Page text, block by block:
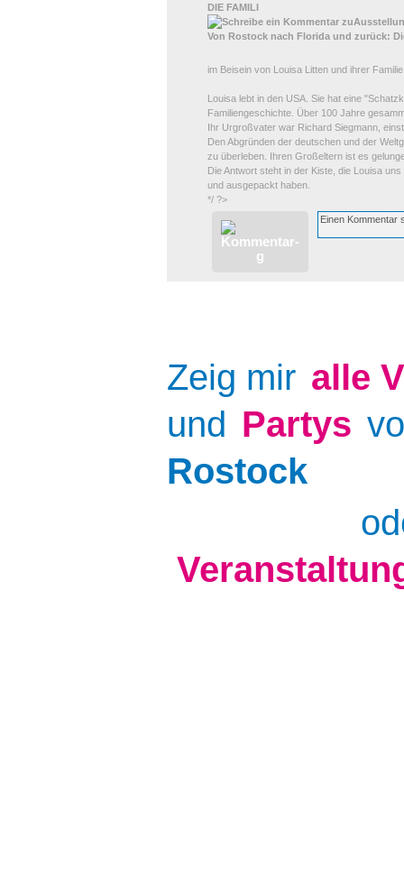
DIE FAMILI
im Beisein von Louisa Litten und ihrer Familie
Louisa lebt in den USA. Sie hat eine
Familiengeschichte. Über 100 Jahre
Ihr Urgroßvater war Richard Siegmann,
Den Abgründen der deutschen und der
zu überleben. Ihren Großeltern ist es
Die Antwort steht in der Kiste, die Louisa
und ausgepackt haben.
*/ ?>
Zeig mir alle
und Partys
Rostock